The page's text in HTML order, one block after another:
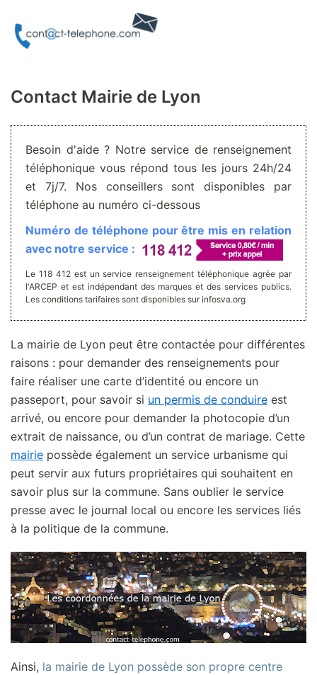
Aller
Contact Mairie de Lyon
Besoin d'aide ? Notre service de renseignement
téléphonique vous répond tous les jours 24h/24
et 7j/7. Nos conseillers sont disponibles par
téléphone au numéro ci-dessous
Numéro de téléphone pour être mis en relation
avec notre service :
Le 118 412 est un service renseignement téléphonique agrée par
l'ARCEP et est indépendant des marques et des services publics.
Les conditions tarifaires sont disponibles sur infosva.org
La mairie de Lyon peut être contactée pour différentes
raisons : pour demander des renseignements pour
faire réaliser une carte d’identité ou encore un
passeport, pour savoir si un permis de conduire est
arrivé, ou encore pour demander la photocopie d’un
extrait de naissance, ou d’un contrat de mariage. Cette
mairie possède également un service urbanisme qui
peut servir aux futurs propriétaires qui souhaitent en
savoir plus sur la commune. Sans oublier le service
presse avec le journal local ou encore les services liés
à la politique de la commune.
Ainsi, la mairie de Lyon possède son propre centre